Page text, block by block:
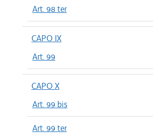
Art. 98 ter
CAPO IX
Art. 99
CAPO X
Art. 99 bis
Art. 99 ter